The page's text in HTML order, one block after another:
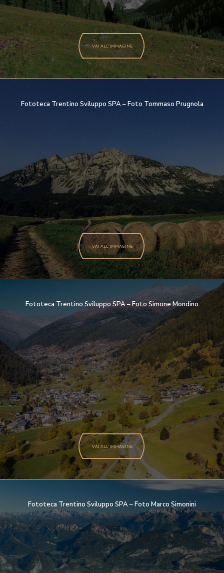
VAI ALL'IMMAGINE
Fototeca Trentino Sviluppo SPA – Foto Tommaso Prugnola
VAI ALL'IMMAGINE
Fototeca Trentino Sviluppo SPA – Foto Simone Mondino
VAI ALL'IMMAGINE
Fototeca Trentino Sviluppo SPA – Foto Marco Simonini